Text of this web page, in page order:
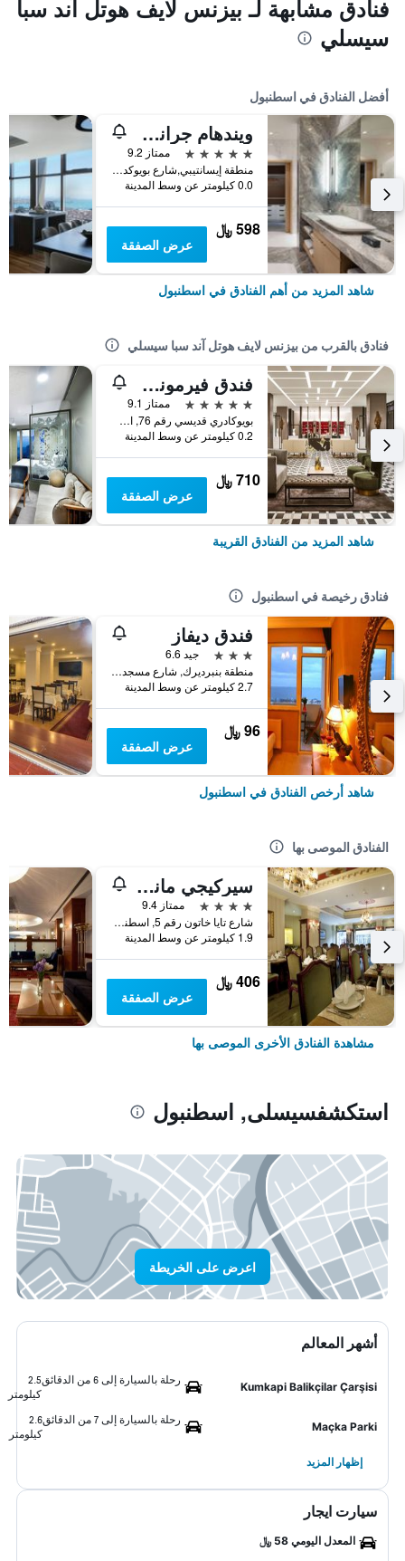
فنادق مشابهة لـ بيزنس لايف هوتل آند سبا
سيسلي
أفضل الفنادق في اسطنبول
ويندهام جراند إسطنبول ليفينت
5 نجوم
ممتاز 9.2
منطقة إيسانتيبي,شارع بويوكديري 177-183 شيشلي, اسطنبول, تركيا
0.0 كيلومتر عن وسط المدينة
598 ﷼
عرض الصفقة
شاهد المزيد من أهم الفنادق في اسطنبول
فنادق بالقرب من بيزنس لايف هوتل آند سبا سيسلي
فندق فيرمونت كوسار إسطنبول
5 نجوم
ممتاز 9.1
بويوكادري قديسي رقم 76, اسطنبول, تركيا
0.2 كيلومتر عن وسط المدينة
710 ﷼
عرض الصفقة
شاهد المزيد من الفنادق القريبة
فنادق رخيصة في اسطنبول
فندق ديفاز
3 نجوم
جيد 6.6
منطقة بنبرديرك, شارع مسجد كاتب سنان رقم 31, اسطنبول, تركيا
2.7 كيلومتر عن وسط المدينة
96 ﷼
عرض الصفقة
شاهد أرخص الفنادق في اسطنبول
الفنادق الموصى بها
سيركيجي مانسؤن
4 نجوم
ممتاز 9.4
شارع تايا خاتون رقم 5, اسطنبول, تركيا
1.9 كيلومتر عن وسط المدينة
406 ﷼
عرض الصفقة
مشاهدة الفنادق الأخرى الموصى بها
استكشفسيسلى, اسطنبول
اعرض على الخريطة
أشهر المعالم
Kumkapi Balikçilar Çarşisi
رحلة بالسيارة إلى 6 من الدقائق
2.5
كيلومتر
Maçka Parki
رحلة بالسيارة إلى 7 من الدقائق
2.6
كيلومتر
إظهار المزيد
سيارت ايجار
المعدل اليومي 58 ﷼